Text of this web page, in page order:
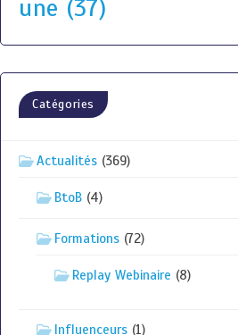
une (37)
Catégories
Actualités (369)
BtoB (4)
Formations (72)
Replay Webinaire (8)
Influenceurs (1)